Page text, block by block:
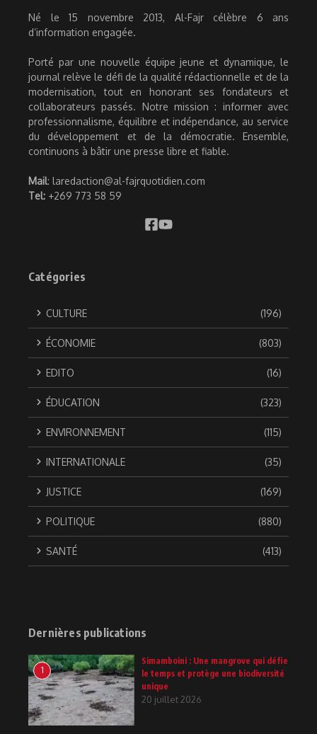
Né le 15 novembre 2013, Al-Fajr célèbre 6 ans
d’information engagée.
Porté par une nouvelle équipe jeune et dynamique, le
journal relève le défi de la qualité rédactionnelle et de la
modernisation, tout en honorant ses fondateurs et
collaborateurs passés. Notre mission : informer avec
professionnalisme, équilibre et indépendance, au service
du développement et de la démocratie. Ensemble,
continuons à bâtir une presse libre et fiable.
Mail: laredaction@al-fajrquotidien.com
Tel: +269 773 58 59
Catégories
CULTURE (196)
ÉCONOMIE (803)
EDITO (16)
ÉDUCATION (323)
ENVIRONNEMENT (115)
INTERNATIONALE (35)
JUSTICE (169)
POLITIQUE (880)
SANTÉ (413)
Dernières publications
1
Simamboini : Une mangrove qui défie
le temps et protège une biodiversité
unique
20 juillet 2026